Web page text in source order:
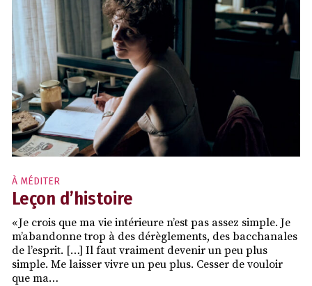
À MÉDITER
Leçon d’histoire
« Je crois que ma vie intérieure n’est pas assez simple. Je
m’abandonne trop à des dérèglements, des bacchanales
de l’esprit. […] Il faut vraiment devenir un peu plus
simple. Me laisser vivre un peu plus. Cesser de vouloir
que ma…